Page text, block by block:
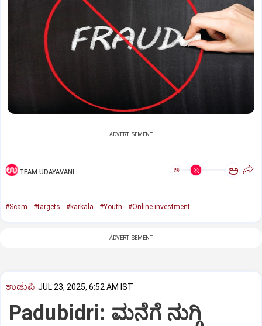
ADVERTISEMENT
TEAM UDAYAVANI ಅ ಅ
#Scam #targets #karkala #Youth #Online investment
ADVERTISEMENT
ಉಡುಪಿ JUL 23, 2025, 6:52 AM IST
Padubidri: ಮನೆಗೆ ನುಗ್ಗಿ